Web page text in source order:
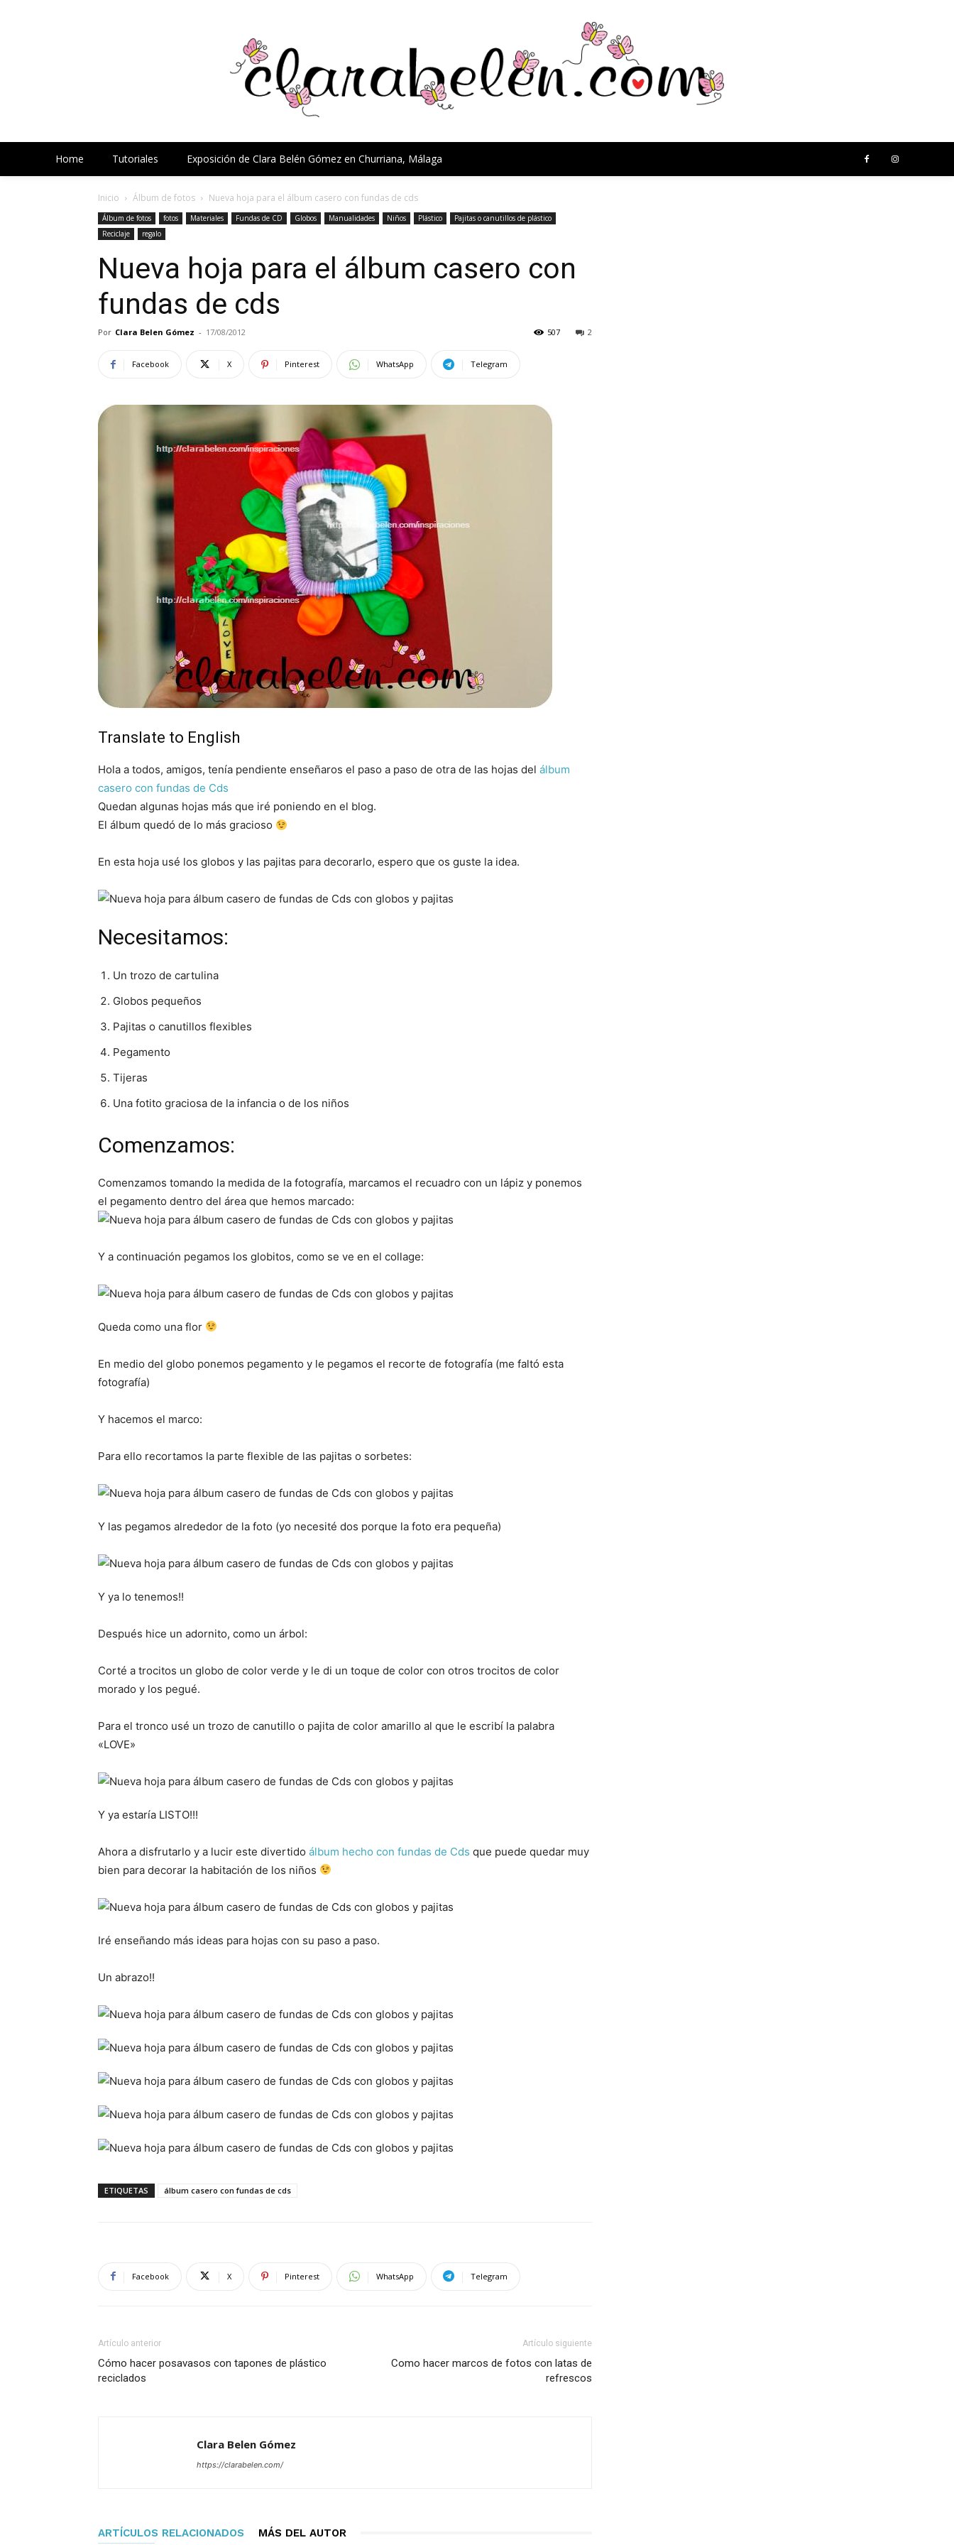
Home Tutoriales Exposición de Clara Belén Gómez en Churriana, Málaga
Inicio Álbum de fotos Nueva hoja para el álbum casero con fundas de cds
Álbum de fotos fotos Materiales Fundas de CD Globos Manualidades Niños Plástico
Pajitas o canutillos de plástico
Reciclaje
regalo
Nueva hoja para el álbum casero con
fundas de cds
Por Clara Belen Gómez - 17/08/2012 2
507
Facebook X Pinterest WhatsApp Telegram
Translate to English
Hola a todos, amigos, tenía pendiente enseñaros el paso a paso de otra de las hojas del álbum
casero con fundas de Cds
Quedan algunas hojas más que iré poniendo en el blog.
El álbum quedó de lo más gracioso
En esta hoja usé los globos y las pajitas para decorarlo, espero que os guste la idea.
Necesitamos:
Un trozo de cartulina
Globos pequeños
Pajitas o canutillos flexibles
Pegamento
Tijeras
Una fotito graciosa de la infancia o de los niños
Comenzamos:
Comenzamos tomando la medida de la fotografía, marcamos el recuadro con un lápiz y ponemos
el pegamento dentro del área que hemos marcado:
Y a continuación pegamos los globitos, como se ve en el collage:
Queda como una flor
En medio del globo ponemos pegamento y le pegamos el recorte de fotografía (me faltó esta
fotografía)
Y hacemos el marco:
Para ello recortamos la parte flexible de las pajitas o sorbetes:
Y las pegamos alrededor de la foto (yo necesité dos porque la foto era pequeña)
Y ya lo tenemos!!
Después hice un adornito, como un árbol:
Corté a trocitos un globo de color verde y le di un toque de color con otros trocitos de color
morado y los pegué.
Para el tronco usé un trozo de canutillo o pajita de color amarillo al que le escribí la palabra
«LOVE»
Y ya estaría LISTO!!!
Ahora a disfrutarlo y a lucir este divertido álbum hecho con fundas de Cds que puede quedar muy
bien para decorar la habitación de los niños
Iré enseñando más ideas para hojas con su paso a paso.
Un abrazo!!
ETIQUETAS álbum casero con fundas de cds
Facebook X Pinterest WhatsApp Telegram
Artículo anterior
Cómo hacer posavasos con tapones de plástico
reciclados
Artículo siguiente
Como hacer marcos de fotos con latas de
refrescos
Clara Belen Gómez
https://clarabelen.com/
ARTÍCULOS RELACIONADOS MÁS DEL AUTOR